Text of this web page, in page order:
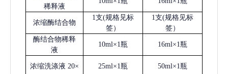
稀释液
浓缩酶结合物
1支(规格见标
签）
1支(规格见标
签）
酶结合物稀释
液
10ml×1瓶 16ml×1瓶
浓缩洗涤液 20× 25ml×1瓶 50ml×1瓶